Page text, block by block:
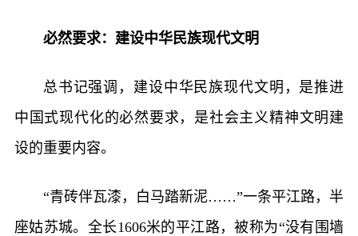
必然要求：建设中华民族现代文明
总书记强调，建设中华民族现代文明，是推进
中国式现代化的必然要求，是社会主义精神文明建
设的重要内容。
“青砖伴瓦漆，白马踏新泥……”一条平江路，半
座姑苏城。全长1606米的平江路，被称为“没有围墙